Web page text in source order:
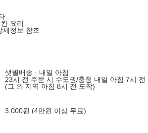
요리
세정보 참조
샛별배송 · 내일 아침
23시 전 주문 시 수도권/충청 내일 아침 7시 전
(그 외 지역 아침 8시 전 도착)
3,000원 (4만원 이상 무료)